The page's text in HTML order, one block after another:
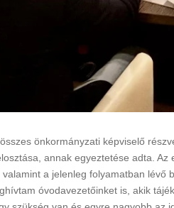
önkormányzati képviselő
annak egyeztetése adta.
a jelenleg folyamatban lévő
óvodavezetőinket is, akik